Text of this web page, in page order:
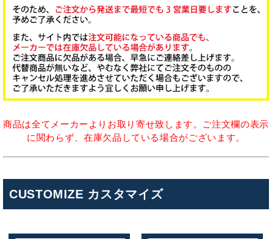
商品は全てメーカーよりお取り寄せ致します。ご注文欄の表示
に関わらず、在庫欠品している場合がございます。
CUSTOMIZE カスタマイズ